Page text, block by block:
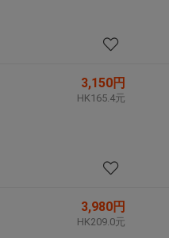
3,150円
HK165.4元
3,980円
HK209.0元